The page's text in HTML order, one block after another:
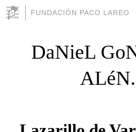
FUNDACIÓN PACO LAREO
DaNieL